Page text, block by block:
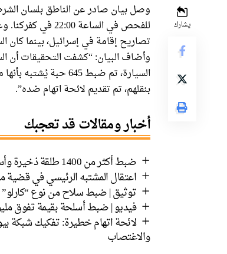
يشارك
تصاريح إقامة في إسرائيل، بينما كان
وأضاف البيان: “كشفت التحقيقات أن
السيارة، تم ضبط
بنقلهم، تم تقديم لائحة اتهام ضده”.
أخبار ومقالات قد تعجبك
ضبط أكثر من 1400 طلقة ذخيرة وأسلحة وأموال في رهط واعتقال 8 مشتبهين
اعتقال المشتبه الرئيسي في قضية
توثيق | ضبط سلاح من نوع “كارلو” تحت
فيديو | ضبط أسلحة بقيمة تفوق
لائحة اتهام خطيرة: تفكيك شبكة
والاغتصاب